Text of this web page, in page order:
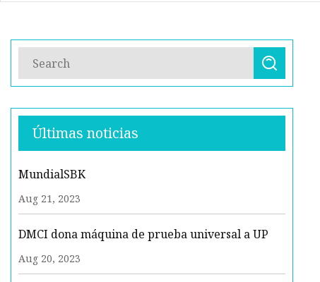
Últimas noticias
MundialSBK
Aug 21, 2023
DMCI dona máquina de prueba universal a UP
Aug 20, 2023